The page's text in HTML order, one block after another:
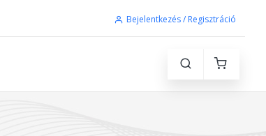
Bejelentkezés / Regisztráció